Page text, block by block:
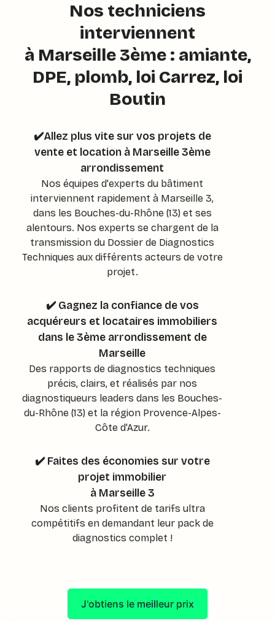
Nos techniciens
interviennent
à Marseille 3ème : amiante,
DPE, plomb, loi Carrez, loi
Boutin
✔️Allez plus vite sur vos projets de
vente et location à Marseille 3ème
arrondissement
Nos équipes d'experts du bâtiment
interviennent rapidement à Marseille 3,
dans les Bouches-du-Rhône (13) et ses
alentours. Nos experts se chargent de la
transmission du Dossier de Diagnostics
Techniques aux différents acteurs de votre
projet.
✔️ Gagnez la confiance de vos
acquéreurs et locataires immobiliers
dans le 3ème arrondissement de
Marseille
Des rapports de diagnostics techniques
précis, clairs, et réalisés par nos
diagnostiqueurs leaders dans les Bouches-
du-Rhône (13) et la région Provence-Alpes-
Côte d'Azur.
✔️ Faites des économies sur votre
projet immobilier
à Marseille 3
Nos clients profitent de tarifs ultra
compétitifs en demandant leur pack de
diagnostics complet !
J'obtiens le meilleur prix